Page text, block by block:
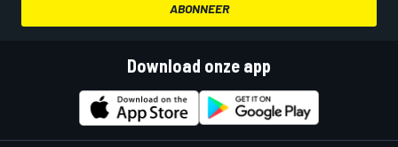
ABONNEER
Download onze app